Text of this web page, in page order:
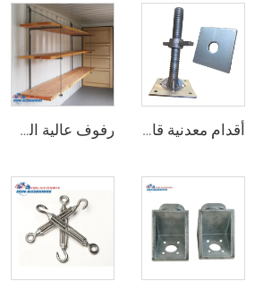
أقدام معدنية قابلة للتعديل لتسوية حاويات الشحن الثقيلة من 75 مم حتى 260 مم بسعة تحمل 12000 كجم رفوف عالية الجودة لحاويات الشحن تعليق رفوف لحاويات الشحن البحرية